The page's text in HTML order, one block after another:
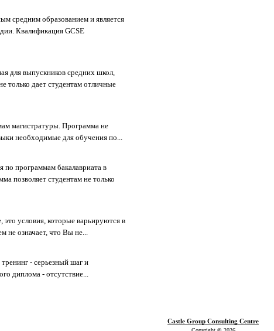
средним образованием и является
Квалификация GCSE
для выпускников средних школ,
только дает студентам отличные
магистратуры. Программа не
необходимые для обучения по...
программам бакалавриата в
позволяет студентам не только
это условия, которые варьируются в
не означает, что Вы не...
- серьезный шаг и
диплома - отсутствие...
Castle Group Consulting Centre